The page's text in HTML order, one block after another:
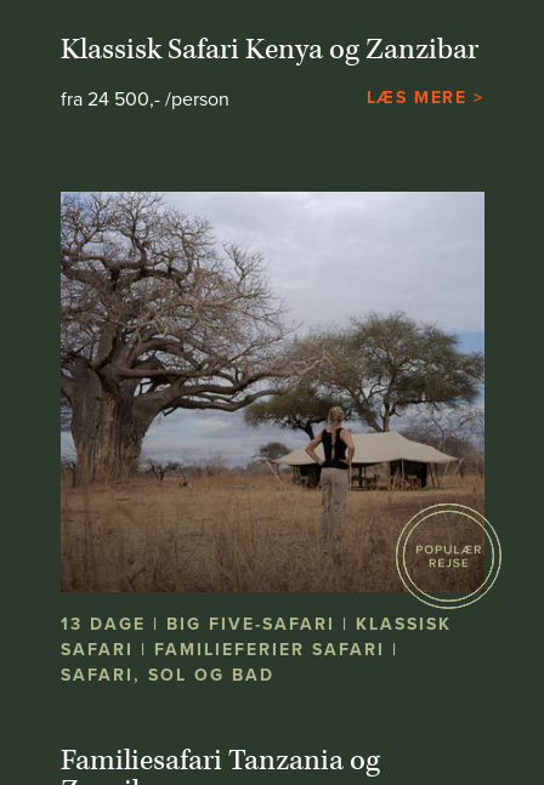
Klassisk Safari Kenya og Zanzibar
fra 24 500,- /person LÆS MERE >
13 DAGE | BIG FIVE-SAFARI | KLASSISK
SAFARI | FAMILIEFERIER SAFARI |
SAFARI, SOL OG BAD
Familiesafari Tanzania og